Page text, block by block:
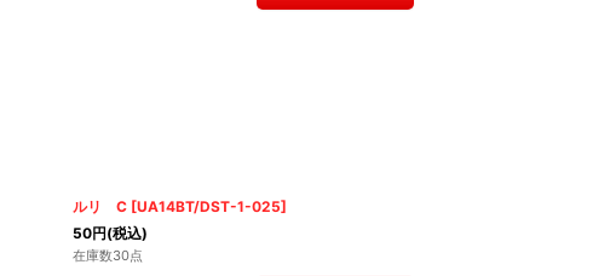
ルリ C [UA14BT/DST-1-025]
50円(税込)
在庫数30点